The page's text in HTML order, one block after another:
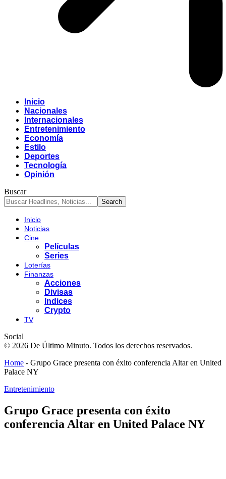
Inicio
Nacionales
Internacionales
Entretenimiento
Economía
Estilo
Deportes
Tecnología
Opinión
Buscar
Inicio
Noticias
Cine
Películas
Series
Loterías
Finanzas
Acciones
Divisas
Indices
Crypto
TV
Social
© 2026 De Último Minuto. Todos los derechos reservados.
Home - Grupo Grace presenta con éxito conferencia Altar en United
Palace NY
Entretenimiento
Grupo Grace presenta con éxito
conferencia Altar en United Palace NY